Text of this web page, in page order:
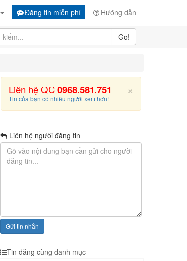
Đăng tin miễn phí Hướng dẫn
Go!
×
Liên hệ QC0968.581.751
Tin của bạn có nhiều người xem hơn!
Liên hệ người đăng tin
Gửi tin nhắn
Tin đăng cùng danh mục